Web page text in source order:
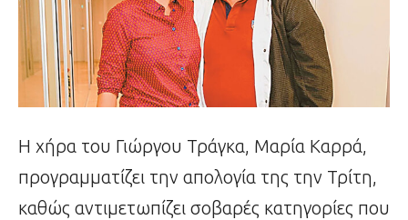
Η χήρα του Γιώργου Τράγκα, Μαρία Καρρά,
προγραμματίζει την απολογία της την Τρίτη,
καθώς αντιμετωπίζει σοβαρές κατηγορίες που